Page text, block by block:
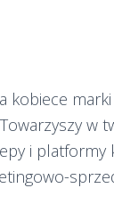
kobiece
w
i platformy